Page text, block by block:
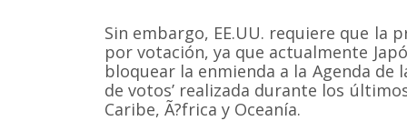
Sin embargo, EE.UU. requiere que la
por votación, ya que actualmente
bloquear la enmienda a la Agenda de
de votos’ realizada durante los
Caribe, Ã?frica y Oceanía.